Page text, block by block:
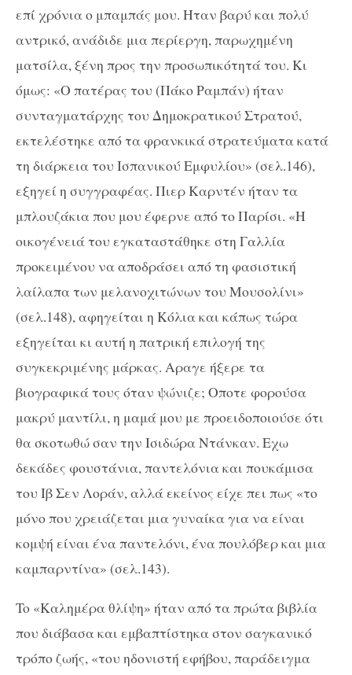
επί χρόνια ο μπαμπάς μου. Ηταν βαρύ και πολύ
αντρικό, ανάδιδε μια περίεργη, παρωχημένη
ματσίλα, ξένη προς την προσωπικότητά του. Κι
όμως: «Ο πατέρας του (Πάκο Ραμπάν) ήταν
συνταγματάρχης του Δημοκρατικού Στρατού,
εκτελέστηκε από τα φρανκικά στρατεύματα κατά
τη διάρκεια του Ισπανικού Εμφυλίου» (σελ.146),
εξηγεί η συγγραφέας. Πιερ Καρντέν ήταν τα
μπλουζάκια που μου έφερνε από το Παρίσι. «Η
οικογένειά του εγκαταστάθηκε στη Γαλλία
προκειμένου να αποδράσει από τη φασιστική
λαίλαπα των μελανοχιτώνων του Μουσολίνι»
(σελ.148), αφηγείται η Κόλια και κάπως τώρα
εξηγείται κι αυτή η πατρική επιλογή της
συγκεκριμένης μάρκας. Αραγε ήξερε τα
βιογραφικά τους όταν ψώνιζε; Οποτε φορούσα
μακρύ μαντίλι, η μαμά μου με προειδοποιούσε ότι
θα σκοτωθώ σαν την Ισιδώρα Ντάνκαν. Εχω
δεκάδες φουστάνια, παντελόνια και πουκάμισα
του Ιβ Σεν Λοράν, αλλά εκείνος είχε πει πως «το
μόνο που χρειάζεται μια γυναίκα για να είναι
κομψή είναι ένα παντελόνι, ένα πουλόβερ και μια
καμπαρντίνα» (σελ.143).
To «Kαλημέρα θλίψη» ήταν από τα πρώτα βιβλία
που διάβασα και εμβαπτίστηκα στον σαγκανικό
τρόπο ζωής, «του ηδονιστή εφήβου, παράδειγμα